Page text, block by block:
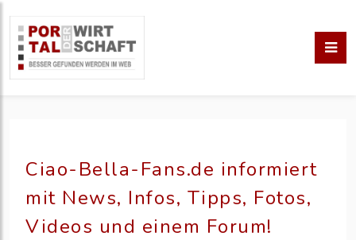
Ciao-Bella-Fans.de informiert
mit News, Infos, Tipps, Fotos,
Videos und einem Forum!